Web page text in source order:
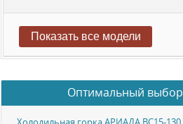
Показать все модели
Оптимальный выбор